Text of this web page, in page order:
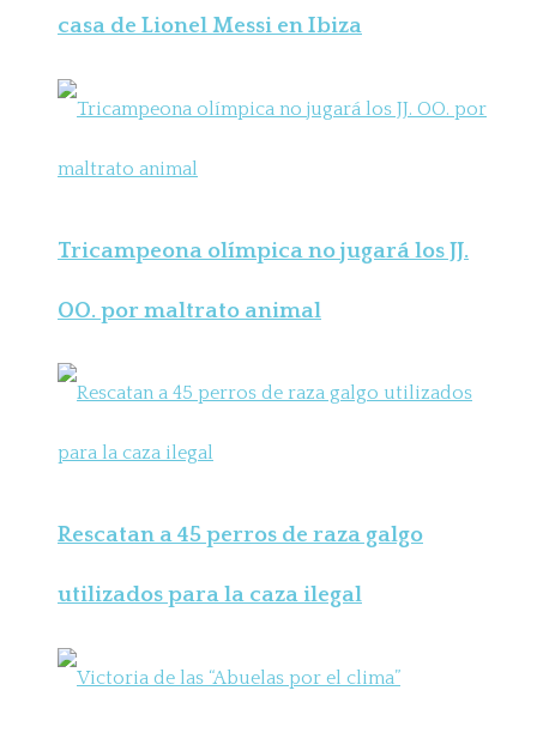
casa de Lionel Messi en Ibiza
Tricampeona olímpica no jugará los JJ.
OO. por maltrato animal
Rescatan a 45 perros de raza galgo
utilizados para la caza ilegal